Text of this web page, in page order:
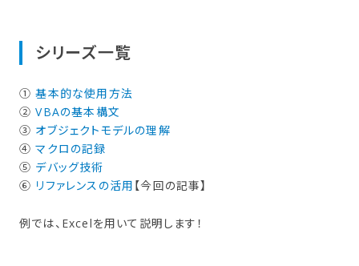
シリーズ一覧
①基本的な使用方法
②VBAの基本構文
③ オブジェクトモデルの理解
④マクロの記録
⑤ デバッグ技術
⑥ リファレンスの活用 【今回の記事】
例では、Excelを用いて説明します！